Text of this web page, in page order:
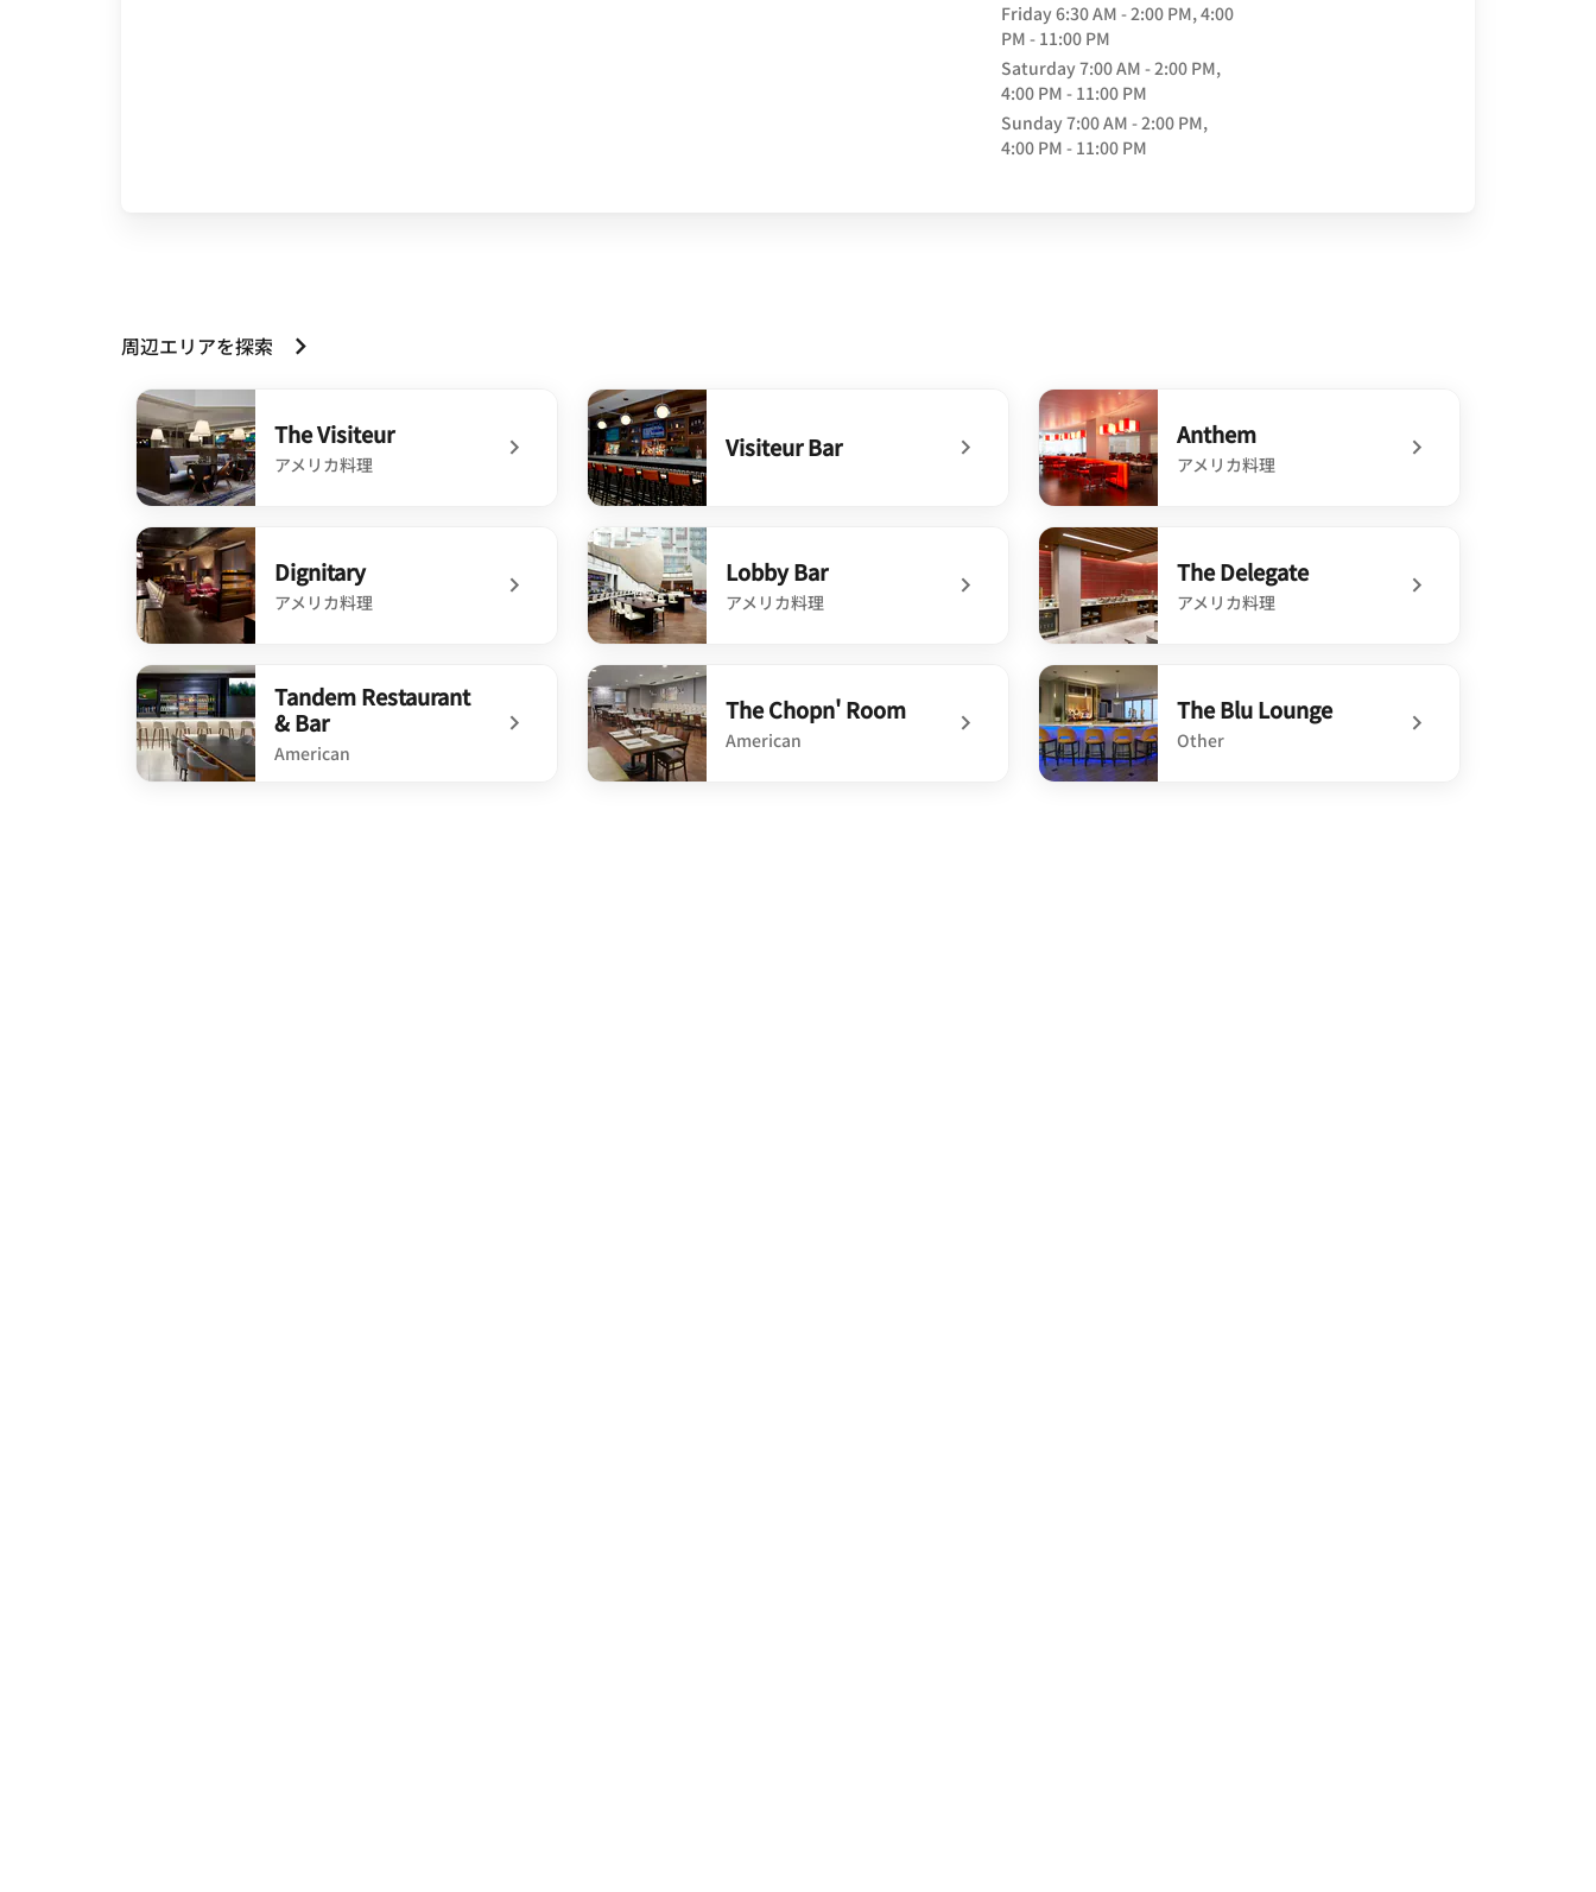
Friday6:30 AM - 2:00 PM, 4:00
PM - 11:00 PM
Saturday7:00 AM - 2:00 PM,
4:00 PM - 11:00 PM
Sunday7:00 AM - 2:00 PM,
4:00 PM - 11:00 PM
周辺エリアを探索
The Visiteur
アメリカ料理
undefined The Visiteur
Visiteur Bar
undefined Visiteur Bar
Anthem
アメリカ料理
undefined Anthem
Dignitary
アメリカ料理
undefined Dignitary
Lobby Bar
アメリカ料理
undefined Lobby Bar
The Delegate
アメリカ料理
undefined The Delegate
Tandem Restaurant
& Bar
American
The Chopn' Room
American
The Blu Lounge
Other